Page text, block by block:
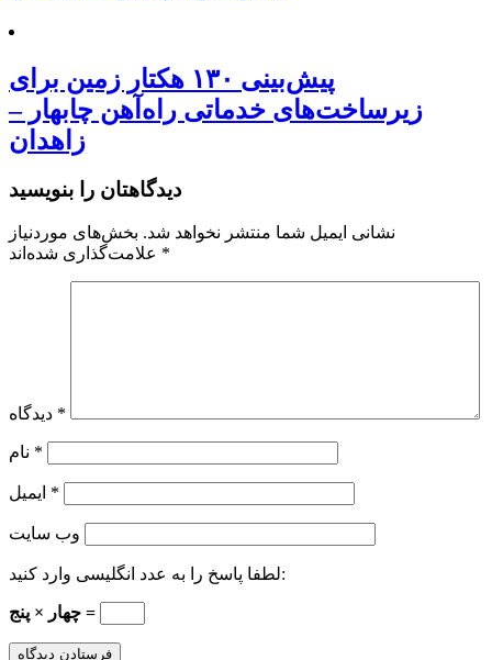
پیش‌بینی ۱۳۰ هکتار زمین برای
زیرساخت‌های خدماتی راه‌آهن چابهار –
زاهدان
دیدگاهتان را بنویسید
نشانی ایمیل شما منتشر نخواهد شد. بخش‌های موردنیاز
*
*
*
*
وب‌ سایت
لطفا پاسخ را به عدد انگلیسی وارد کنید:
چهار × پنج =